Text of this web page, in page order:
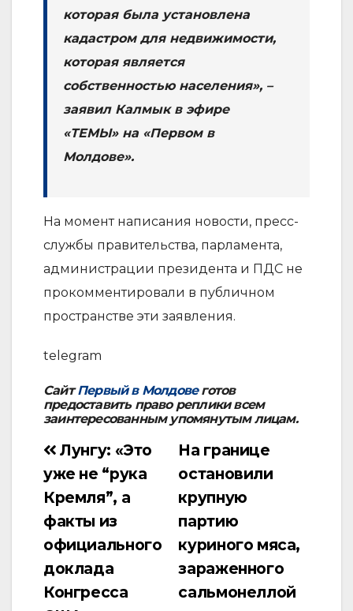
которая была установлена
кадастром для недвижимости,
которая является
собственностью населения», –
заявил Калмык в эфире
«ТЕМЫ» на «Первом в
Молдове».
На момент написания новости, пресс-
службы правительства, парламента,
администрации президента и ПДС не
прокомментировали в публичном
пространстве эти заявления.
telegram
СайтПервый в Молдовеготов
предоставить право реплики всем
заинтересованным упомянутым лицам.
Навигация
по
записям
На границе
остановили
крупную
партию
куриного мяса,
зараженного
сальмонеллой
Лунгу: «Это
уже не “рука
Кремля”, а
факты из
официального
доклада
Конгресса